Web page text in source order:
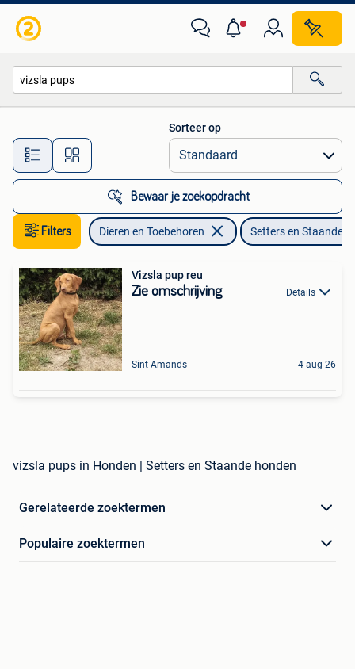
Alle afstanden…
Sorteer op
Bewaar je zoekopdracht
Filters Dieren en Toebehoren Setters en Staande
Vizsla pup reu
Zie omschrijving Details
Sint-Amands 4 aug 26
vizsla pups in Honden | Setters en Staande honden
Gerelateerde zoektermen
Populaire zoektermen